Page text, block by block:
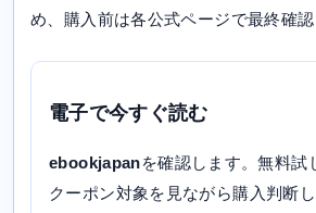
め、購入前は各公式ページで最終確認
電子で今すぐ読む
ebookjapanを確認します。無料試
クーポン対象を見ながら購入判断